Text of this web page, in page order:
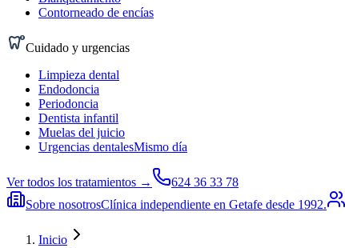
Contorneado de encías
Cuidado y urgencias
Limpieza dental
Endodoncia
Periodoncia
Dentista infantil
Muelas del juicio
Urgencias dentalesMismo día
Ver todos los tratamientos →
624 36 33 78
Sobre nosotrosClínica independiente en Getafe desde 1992.
Inicio